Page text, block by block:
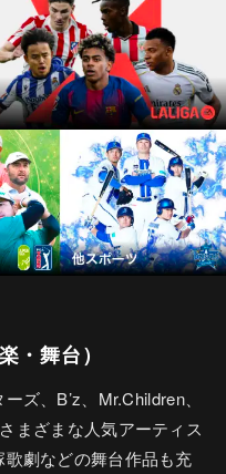
・舞台）
ズ、B’z、Mr.Children、
まざまな人気アーティス
劇などの舞台作品も充